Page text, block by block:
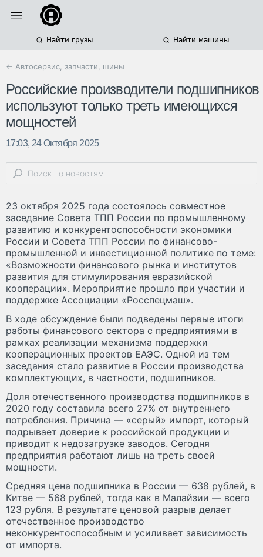
Найти грузы Найти машины
← Автосервис, запчасти, шины
Российские производители подшипников
используют только треть имеющихся
мощностей
17:03, 24 Октября 2025
23 октября 2025 года состоялось совместное
заседание Совета ТПП России по промышленному
развитию и конкурентоспособности экономики
России и Совета ТПП России по финансово-
промышленной и инвестиционной политике по теме:
«Возможности финансового рынка и институтов
развития для стимулирования евразийской
кооперации». Мероприятие прошло при участии и
поддержке Ассоциации «Росспецмаш».
В ходе обсуждение были подведены первые итоги
работы финансового сектора с предприятиями в
рамках реализации механизма поддержки
кооперационных проектов ЕАЭС. Одной из тем
заседания стало развитие в России производства
комплектующих, в частности, подшипников.
Доля отечественного производства подшипников в
2020 году составила всего 27% от внутреннего
потребления. Причина — «серый» импорт, который
подрывает доверие к российской продукции и
приводит к недозагрузке заводов. Сегодня
предприятия работают лишь на треть своей
мощности.
Средняя цена подшипника в России — 638 рублей, в
Китае — 568 рублей, тогда как в Малайзии — всего
123 рубля. В результате ценовой разрыв делает
отечественное производство
неконкурентоспособным и усиливает зависимость
от импорта.